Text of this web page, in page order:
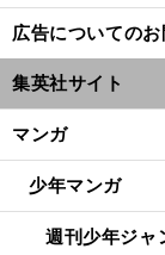
広告についての
集英社サイト
マンガ
少年マンガ
週刊少年ジャ